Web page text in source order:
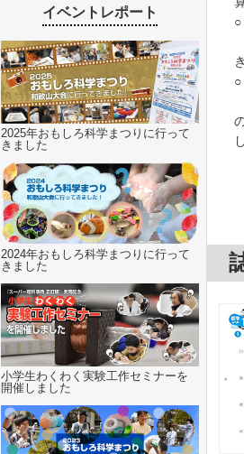
イベントレポート
2025年おもしろ科学まつりに行って
きました
2024年おもしろ科学まつりに行って
きました
小学生わくわく実験工作セミナーを
開催しました